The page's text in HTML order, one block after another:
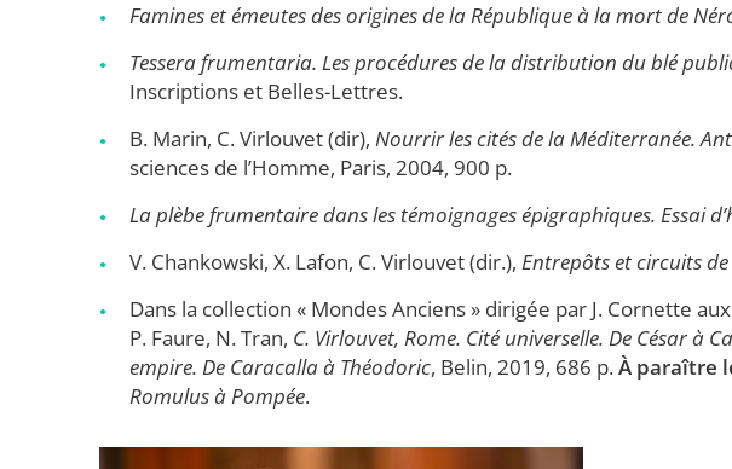
Famines et émeutes des origines de la République à la mort de
Tessera frumentaria. Les procédures de la distribution du blé
Inscriptions et Belles-Lettres.
B. Marin, C. Virlouvet (dir), Nourrir les cités de la Méditerranée.
sciences de l’Homme, Paris, 2004, 900 p.
La plèbe frumentaire dans les témoignages épigraphiques. Essai
V. Chankowski, X. Lafon, C. Virlouvet (dir.), Entrepôts et circuits
Dans la collection « Mondes Anciens » dirigée par J. Cornette
P. Faure, N. Tran, C. Virlouvet, Rome. Cité universelle. De César à
empire. De Caracalla à Théodoric, Belin, 2019, 686 p.À paraître
Romulus à Pompée.